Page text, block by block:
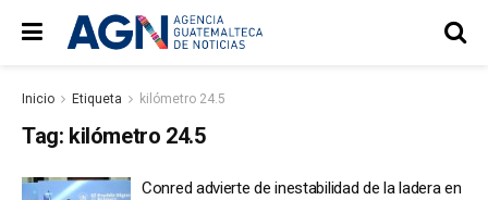
Inicio Etiqueta kilómetro 24.5
Tag: kilómetro 24.5
Conred advierte de inestabilidad de la ladera en